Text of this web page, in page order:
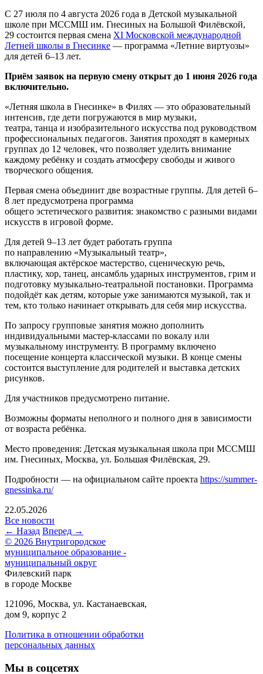
С 27 июля по 4 августа 2026 года в Детской музыкальной
школе при МССМШ им. Гнесиных на Большой Филёвской,
29 состоится первая смена XI Московской международной
Летней школы в Гнесинке — программа «Летние виртуозы»
для детей 6–13 лет.
Приём заявок на первую смену открыт до 1 июня 2026 года
включительно.
«Летняя школа в Гнесинке» в Филях — это образовательный
интенсив, где дети погружаются в мир музыки,
театра, танца и изобразительного искусства под руководством
профессиональных педагогов. Занятия проходят в камерных
группах до 12 человек, что позволяет уделить внимание
каждому ребёнку и создать атмосферу свободы и живого
творческого общения.
Первая смена объединит две возрастные группы. Для детей 6–
8 лет предусмотрена программа
общего эстетического развития: знакомство с разными видами
искусств в игровой форме.
Для детей 9–13 лет будет работать группа
по направлению «Музыкальный театр»,
включающая актёрское мастерство, сценическую речь,
пластику, хор, танец, ансамбль ударных инструментов, грим и
подготовку музыкально-театральной постановки. Программа
подойдёт как детям, которые уже занимаются музыкой, так и
тем, кто только начинает открывать для себя мир искусства.
По запросу групповые занятия можно дополнить
индивидуальными мастер-классами по вокалу или
музыкальному инструменту. В программу включено
посещение концерта классической музыки. В конце смены
состоится выступление для родителей и выставка детских
рисунков.
Для участников предусмотрено питание.
Возможны форматы неполного и полного дня в зависимости
от возраста ребёнка.
Место проведения: Детская музыкальная школа при МССМШ
им. Гнесиных, Москва, ул. Большая Филёвская, 29.
Подробности — на официальном сайте проекта https://summer-
gnessinka.ru/
22.05.2026
Все новости
← Назад Вперед →
© 2026 Внутригородское
муниципальное образование -
муниципальный округ
Филевский парк
в городе Москве
121096, Москва, ул. Кастанаевская,
дом 9, корпус 2
Политика в отношении обработки
персональных данных
Мы в соцсетях